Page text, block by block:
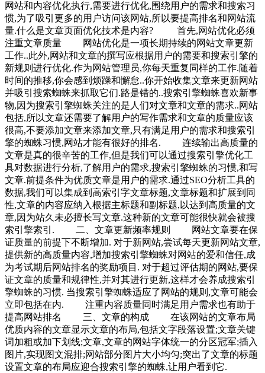
网站和内容优化执行,需要进行优化,围绕用户的需求和搜索习
惯,为了吸引更多的用户访问该网站,所以要提高排名和网站流
量.什么是文章页面优化技术是内容?
首先,网站优化必须
注重文章质量 网站优化是一项长期持续的网站文章更新
工作..此外,网站和文章的撰写应根据用户的需要和搜索引擎的
新规则进行优化.作为网站管理员,你每天重复同样的工作.随着
时间的推移,你会感到烦躁和懈怠..你开始收集文章来更新网站
并吸引搜索蜘蛛来抓取它们.路是错的..搜索引擎蜘蛛喜欢新事
物,因为搜索引擎蜘蛛关注的是人们对文章和文章的需求..网站
包括,所以文章还需要了解用户的写作需求和文章的质量应该
很高,不要添加文章来添加文章,只有满足用户的需求和搜索引
擎的蜘蛛习惯,网站才能有很好的排名. 连续输出高质量的
文章是真的很辛苦的工作,但是我们可以通过搜索引擎优化工
具对数据进行分析,了解用户的需求,搜索引擎蜘蛛的习惯,和写
文章.前提条件为优质文章是用户的需求.通过SEO分析工具的
数据,我们可以集成到高索引字文章标题,文章标题和扩展到同
性,文章的内容应纳入根据主标题和副标题,以达到高质量的文
章,因为站久未必擅长写文章.这种新的文章可能很快就会被搜
索引擎索引. 二、文章更新频率规则 网站文章要在保
证质量的前提下不断增加. 对于新网站,尝试每天更新网站文章,
提供新的高质量内容,增加搜索引擎蜘蛛对网站的爱和信任,成
为考试期后网站排名的奖励项目. 对于超过评估期的网站,要保
证文章的质量和规律性,并对其进行更新,这样才会养成搜索引
擎蜘蛛的习惯. 当搜索引擎蜘蛛适应了网站的规则,文章可能会
立即包括在内. 注重内容质量同时满足用户需求也有助于
提高网站排名 三、文章的构成 在该网站的文章布局
优质内容的文章显示文章的布局,包括文字段落设置;文章关键
词加粗或加下划线;文章,文章的网站字体统一的分区冠军;插入
图片,实现图文混排;网站部分图片大小均匀;突出了文章的标题
设置文章的布局应迎合搜索引擎的蜘蛛,让用户看到它.